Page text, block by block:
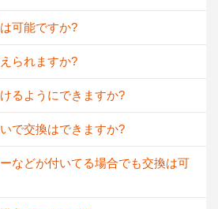
可能ですか?
られますか?
るようにできますか?
で交換はできますか?
などが付いてる場合でも交換は可